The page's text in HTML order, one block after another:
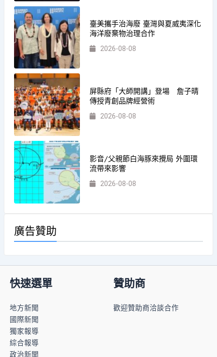
臺美攜手治海廢 臺灣與夏威夷深化
海洋廢棄物治理合作
2026-08-08
屏縣府「大師開講」登場 詹子晴
傳授青創品牌經營術
2026-08-08
影音/父親節白海豚來攪局 外圍環
流帶來影響
2026-08-08
廣告贊助
快速選單
地方新聞
國際新聞
獨家報導
綜合報導
政治新聞
贊助商
歡迎贊助商洽談合作